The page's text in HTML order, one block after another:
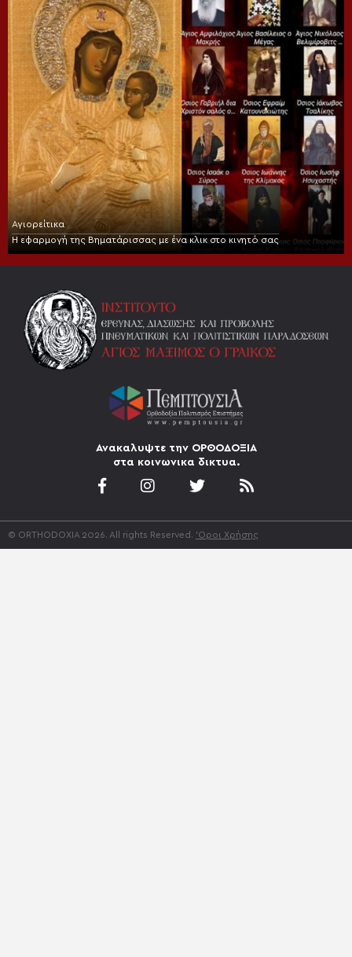
Αγιορείτικα
Η εφαρμογή της Βηματάρισσας με ένα κλικ στο κινητό σας
Ανακαλυψτε την ΟΡΘΟΔΟΞΙΑ
στα κοινωνικα δικτυα.
© ORTHODOXIA 2026. All rights Reserved. 'Οροι Χρήσης